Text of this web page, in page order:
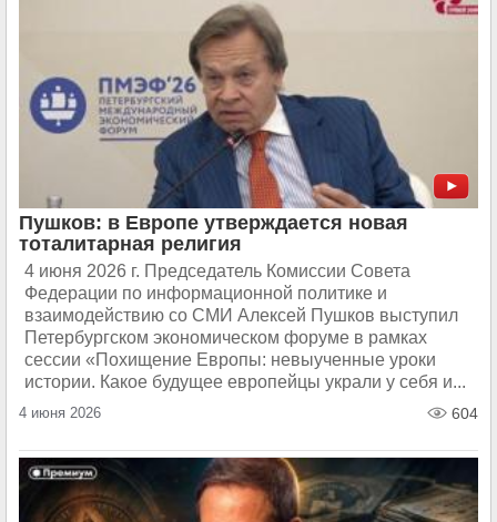
Пушков: в Европе утверждается новая
тоталитарная религия
4 июня 2026 г. Председатель Комиссии Совета
Федерации по информационной политике и
взаимодействию со СМИ Алексей Пушков выступил
Петербургском экономическом форуме в рамках
сессии «Похищение Европы: невыученные уроки
истории. Какое будущее европейцы украли у себя и...
4 июня 2026 604